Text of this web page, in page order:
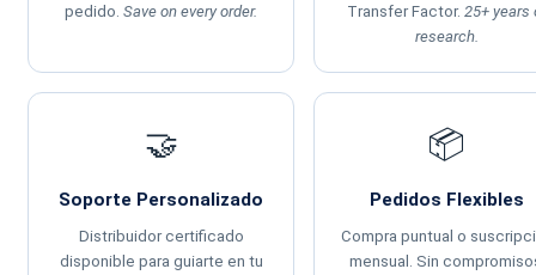
pedido. Save on every order.
Transfer Factor. 25+ years
research.
🤝
Soporte Personalizado
Distribuidor certificado
disponible para guiarte en tu
📦
Pedidos Flexibles
Compra puntual o
mensual. Sin